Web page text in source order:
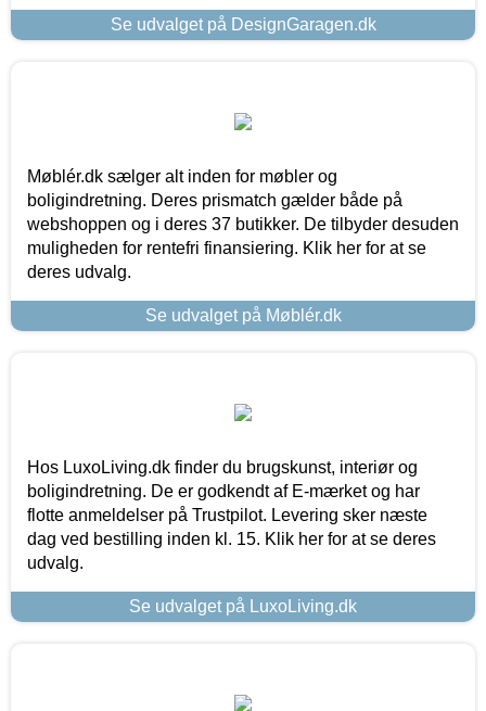
Se udvalget på DesignGaragen.dk
Møblér.dk sælger alt inden for møbler og
boligindretning. Deres prismatch gælder både på
webshoppen og i deres 37 butikker. De tilbyder desuden
muligheden for rentefri finansiering. Klik her for at se
deres udvalg.
Se udvalget på Møblér.dk
Hos LuxoLiving.dk finder du brugskunst, interiør og
boligindretning. De er godkendt af E-mærket og har
flotte anmeldelser på Trustpilot. Levering sker næste
dag ved bestilling inden kl. 15. Klik her for at se deres
udvalg.
Se udvalget på LuxoLiving.dk